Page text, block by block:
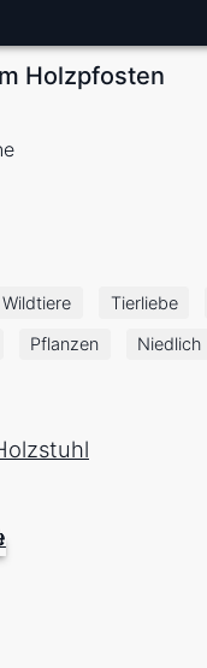
Holzpfosten
Wildtiere Tierliebe
Pflanzen Niedlich